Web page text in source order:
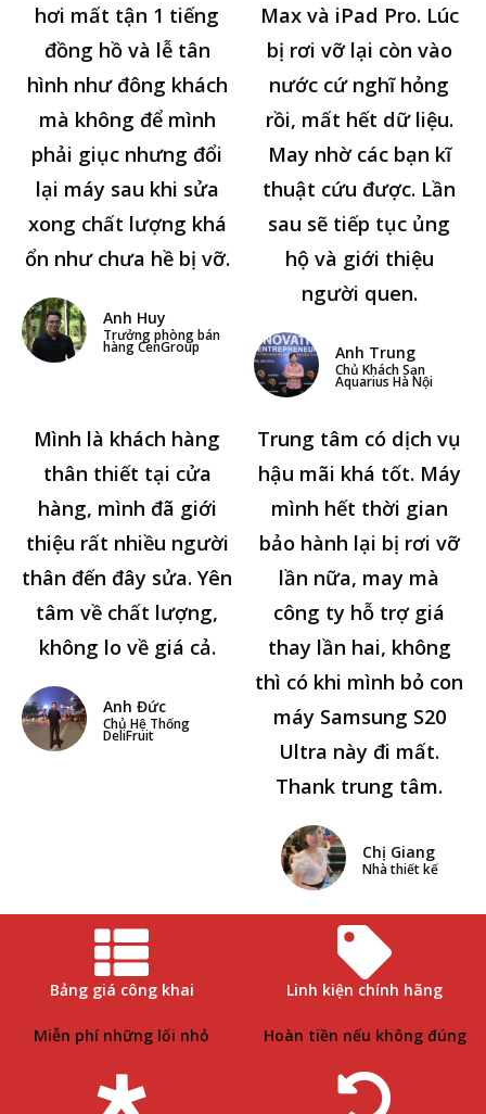
hơi mất tận 1 tiếng
đồng hồ và lễ tân
hình như đông khách
mà không để mình
phải giục nhưng đổi
lại máy sau khi sửa
xong chất lượng khá
ổn như chưa hề bị vỡ.
Anh Huy
Trưởng phòng bán
hàng CenGroup
Max và iPad Pro. Lúc
bị rơi vỡ lại còn vào
nước cứ nghĩ hỏng
rồi, mất hết dữ liệu.
May nhờ các bạn kĩ
thuật cứu được. Lần
sau sẽ tiếp tục ủng
hộ và giới thiệu
người quen.
Anh Trung
Chủ Khách Sạn
Aquarius Hà Nội
Mình là khách hàng
thân thiết tại cửa
hàng, mình đã giới
thiệu rất nhiều người
thân đến đây sửa. Yên
tâm về chất lượng,
không lo về giá cả.
Anh Đức
Chủ Hệ Thống
DeliFruit
Trung tâm có dịch vụ
hậu mãi khá tốt. Máy
mình hết thời gian
bảo hành lại bị rơi vỡ
lần nữa, may mà
công ty hỗ trợ giá
thay lần hai, không
thì có khi mình bỏ con
máy Samsung S20
Ultra này đi mất.
Thank trung tâm.
Chị Giang
Nhà thiết kế
Bảng giá công khai
Miễn phí những lối nhỏ
Linh kiện chính hãng
Hoàn tiền nếu không đúng